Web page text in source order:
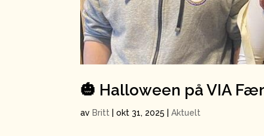
🎃 Halloween på VIA
av Britt |okt 31, 2025 |Aktuelt